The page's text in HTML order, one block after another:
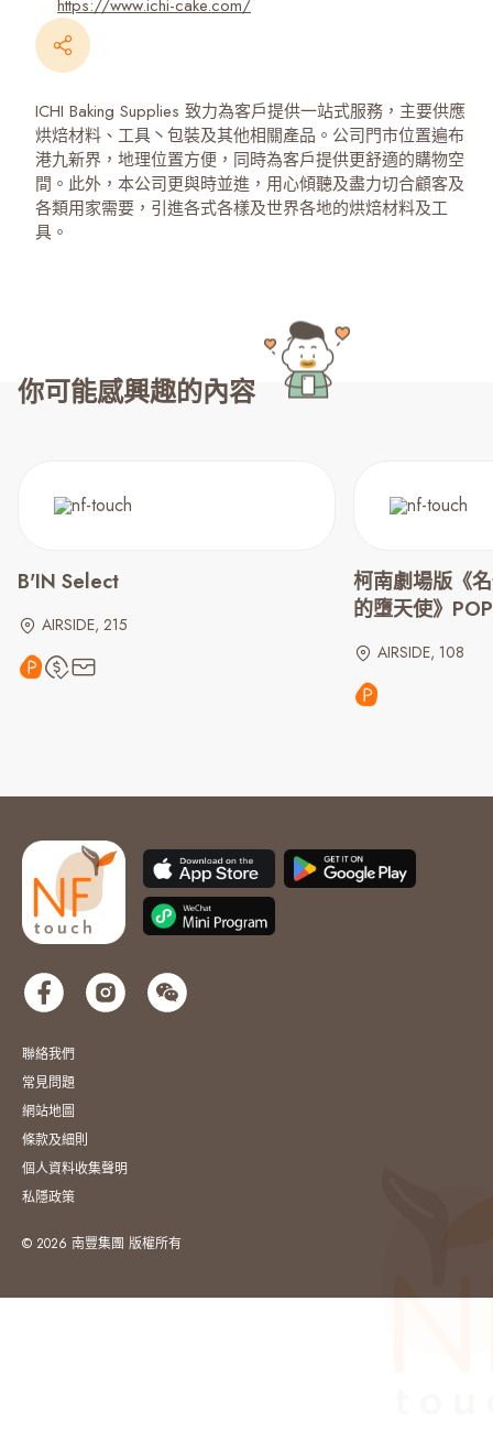
https://www.ichi-cake.com/
ICHI Baking Supplies 致力為客戶提供一站式服務，主要供應
烘焙材料、工具丶包裝及其他相關產品。公司門市位置遍布
港九新界，地理位置方便，同時為客戶提供更舒適的購物空
間。此外，本公司更與時並進，用心傾聽及盡力切合顧客及
各類用家需要，引進各式各樣及世界各地的烘焙材料及工
具。
你可能感興趣的內容
B'IN Select
AIRSIDE, 215
柯南劇場版《
的墮天使》
AIRSIDE, 108
聯絡我們
常見問題
網站地圖
條款及細則
個人資料收集聲明
私隱政策
© 2026 南豐集團 版權所有